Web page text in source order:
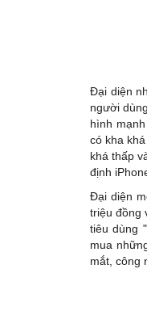
Đại diện
người
hình
có kha
khá thấp
định
Đại diện
triệu đồng
tiêu dùng
mua
mắt, công